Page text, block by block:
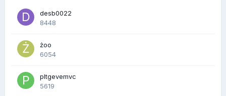
desb0022
8448
żoo
6054
pltgevemvc
5619